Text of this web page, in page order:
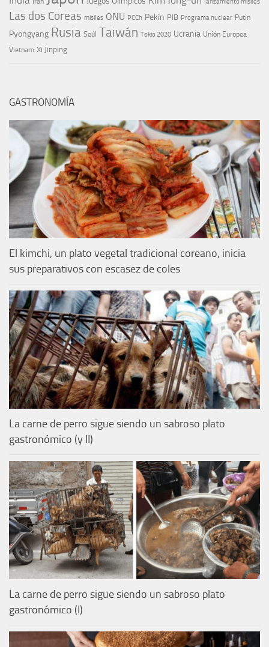
Las dos Coreas misiles ONU PCCh Pekín PIB Programa nuclear Putin
Pyongyang Rusia Seúl Taiwán Tokio 2020 Ucrania Unión Europea
Vietnam Xi Jinping
GASTRONOMÍA
El kimchi, un plato vegetal tradicional coreano, inicia
sus preparativos con escasez de coles
La carne de perro sigue siendo un sabroso plato
gastronómico (y II)
La carne de perro sigue siendo un sabroso plato
gastronómico (I)